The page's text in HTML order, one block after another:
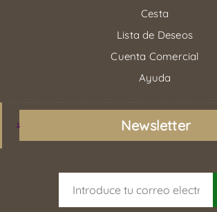
Cesta
Lista de Deseos
Cuenta Comercial
Ayuda
Newsletter